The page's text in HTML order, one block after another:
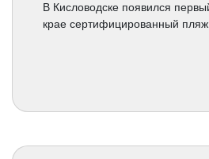
В Кисловодске появился
крае сертифицированный пляж